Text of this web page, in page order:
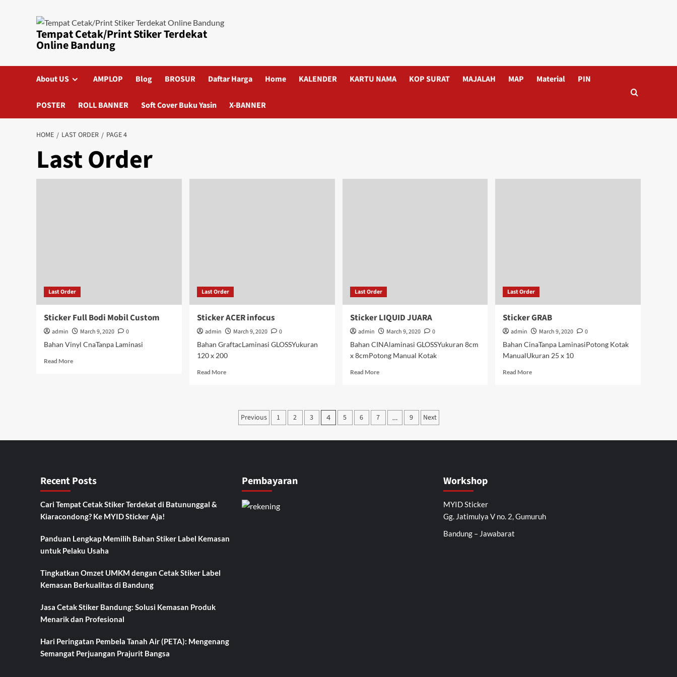
Tempat Cetak/Print Stiker Terdekat
Online Bandung
About US AMPLOP Blog BROSUR Daftar Harga Home KALENDER KARTU NAMA KOP SURAT MAJALAH MAP Material PIN
POSTER ROLL BANNER Soft Cover Buku Yasin X-BANNER
HOME LAST ORDER PAGE 4
Last Order
Last Order
Sticker Full Bodi Mobil Custom
admin March 9, 2020
0
Bahan Vinyl CnaTanpa Laminasi
Read MoreRead
Last Order
Sticker ACER infocus
admin March 9, 2020
0
Bahan GraftacLaminasi GLOSSYukuran
120 x 200
Read MoreRead
ACER
infocus
Last Order
Sticker LIQUID JUARA
admin March 9, 2020
0
Bahan CINAlaminasi GLOSSYukuran 8cm
x 8cmPotong Manual Kotak
Read MoreRead
LIQUID
JUARA
Last Order
Sticker GRAB
admin March 9, 2020
0
Bahan CinaTanpa LaminasiPotong Kotak
ManualUkuran 25 x 10
Read MoreRead
Posts
pagination
Previous 1 2 3 4 5 6 7 … 9 Next
Recent Posts
Cari Tempat Cetak Stiker Terdekat di Batununggal &
Kiaracondong? Ke MYID Sticker Aja!
Panduan Lengkap Memilih Bahan Stiker Label Kemasan
untuk Pelaku Usaha
Tingkatkan Omzet UMKM dengan Cetak Stiker Label
Kemasan Berkualitas di Bandung
Jasa Cetak Stiker Bandung: Solusi Kemasan Produk
Menarik dan Profesional
Hari Peringatan Pembela Tanah Air (PETA): Mengenang
Semangat Perjuangan Prajurit Bangsa
Pembayaran Workshop
MYID Sticker
Gg. Jatimulya V no. 2, Gumuruh
Bandung – Jawabarat